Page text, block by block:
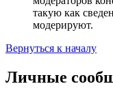
такую как
модерируют.
Вернуться к началу
Личные